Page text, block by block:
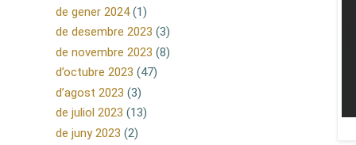
de gener 2024(1)
de desembre 2023 (3)
de novembre 2023 (8)
d’octubre 2023 (47)
d’agost 2023 (3)
de juliol 2023 (13)
de juny 2023 (2)